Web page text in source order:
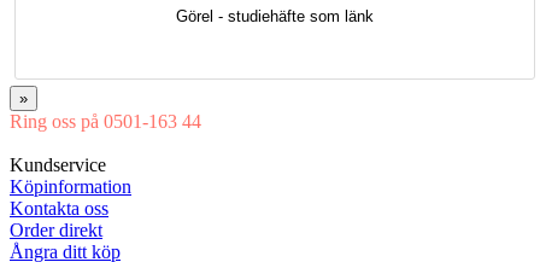
Görel - studiehäfte som länk
»
Ring oss på 0501-163 44
Kundservice
Köpinformation
Kontakta oss
Order direkt
Ångra ditt köp